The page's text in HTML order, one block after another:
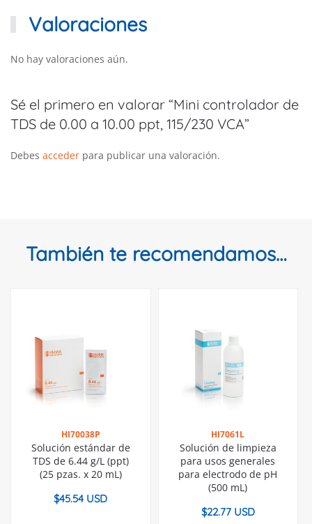
Valoraciones
No hay valoraciones aún.
Sé el primero en valorar “Mini controlador de
TDS de 0.00 a 10.00 ppt, 115/230 VCA”
Debes acceder para publicar una valoración.
También te recomendamos…
HI70038P
Solución estándar de
TDS de 6.44 g/L (ppt)
(25 pzas. x 20 mL)
$45.54 USD
HI7061L
Solución de limpieza
para usos generales
para electrodo de pH
(500 mL)
$22.77 USD